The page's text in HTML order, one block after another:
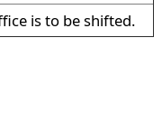
is to be shifted.